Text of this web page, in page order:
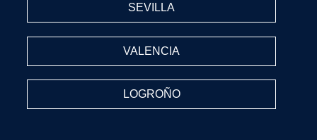
SEVILLA
VALENCIA
LOGROÑO